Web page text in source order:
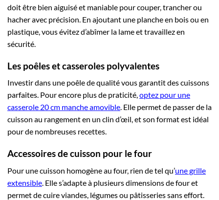
doit être bien aiguisé et maniable pour couper, trancher ou
hacher avec précision. En ajoutant une planche en bois ou en
plastique, vous évitez d’abîmer la lame et travaillez en
sécurité.
Les poêles et casseroles polyvalentes
Investir dans une poêle de qualité vous garantit des cuissons
parfaites. Pour encore plus de praticité,optez pour une
casserole 20 cm manche amovible. Elle permet de passer de la
cuisson au rangement en un clin d’œil, et son format est idéal
pour de nombreuses recettes.
Accessoires de cuisson pour le four
Pour une cuisson homogène au four, rien de tel qu’une grille
extensible . Elle s’adapte à plusieurs dimensions de four et
permet de cuire viandes, légumes ou pâtisseries sans effort.